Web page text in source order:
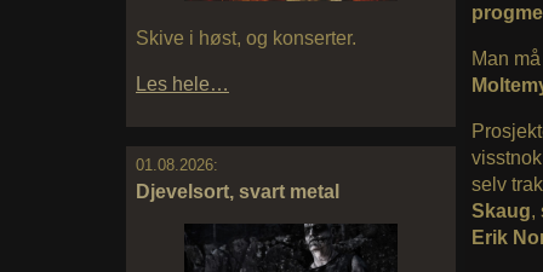
Skive i høst, og konserter.
Les hele…
01.08.2026:
Djevelsort, svart metal
Man
selv
Skaug,
Erik